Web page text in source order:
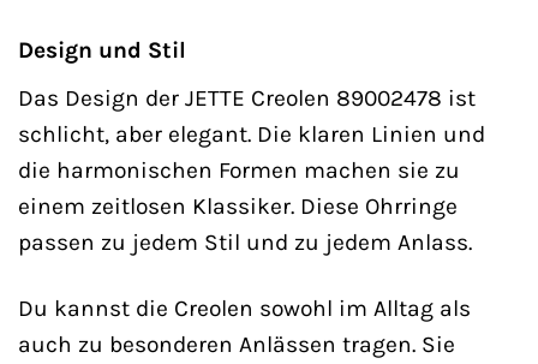
Design und Stil
Das Design der JETTE Creolen 89002478 ist
schlicht, aber elegant. Die klaren Linien und
die harmonischen Formen machen sie zu
einem zeitlosen Klassiker. Diese Ohrringe
passen zu jedem Stil und zu jedem Anlass.
Du kannst die Creolen sowohl im Alltag als
auch zu besonderen Anlässen tragen. Sie